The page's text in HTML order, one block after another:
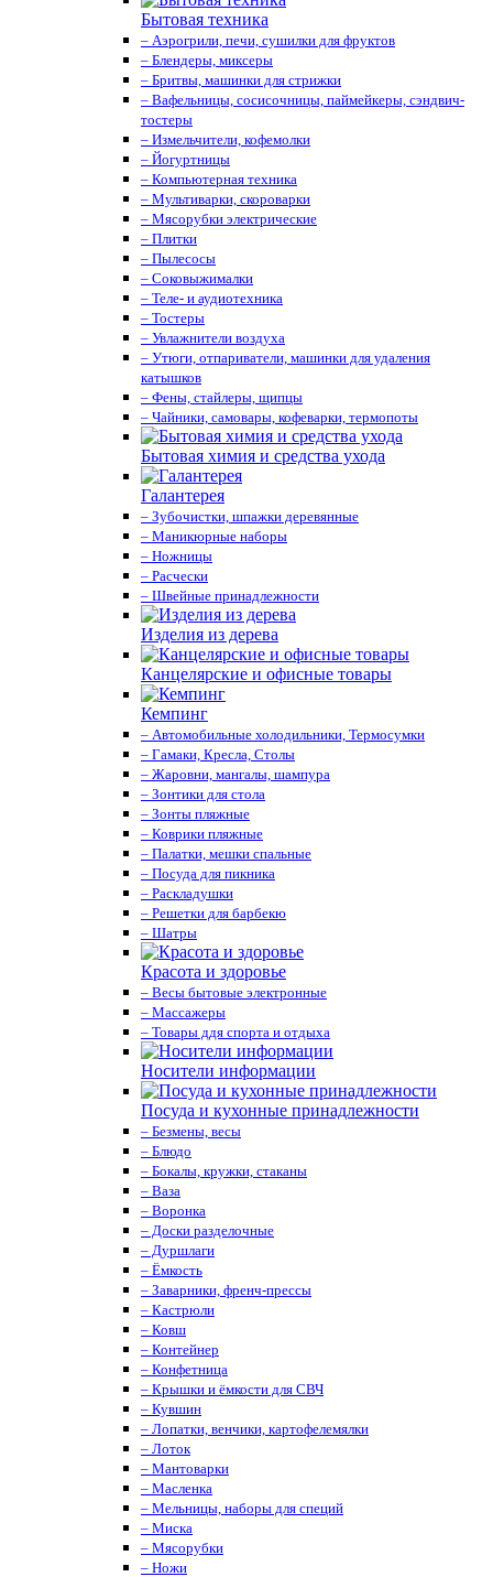
Бытовая техника
– Аэрогрили, печи, сушилки для фруктов
– Блендеры, миксеры
– Бритвы, машинки для стрижки
– Вафельницы, сосисочницы, паймейкеры, сэндвич-
тостеры
– Измельчители, кофемолки
– Йогуртницы
– Компьютерная техника
– Мультиварки, скороварки
– Мясорубки электрические
– Плитки
– Пылесосы
– Соковыжималки
– Теле- и аудиотехника
– Тостеры
– Увлажнители воздуха
– Утюги, отпариватели, машинки для удаления
катышков
– Фены, стайлеры, щипцы
– Чайники, самовары, кофеварки, термопоты
Бытовая химия и средства ухода
Галантерея
– Зубочистки, шпажки деревянные
– Маникюрные наборы
– Ножницы
– Расчески
– Швейные принадлежности
Изделия из дерева
Канцелярские и офисные товары
Кемпинг
– Автомобильные холодильники, Термосумки
– Гамаки, Кресла, Столы
– Жаровни, мангалы, шампура
– Зонтики для стола
– Зонты пляжные
– Коврики пляжные
– Палатки, мешки спальные
– Посуда для пикника
– Раскладушки
– Решетки для барбекю
– Шатры
Красота и здоровье
– Весы бытовые электронные
– Массажеры
– Товары ддя спорта и отдыха
Носители информации
Посуда и кухонные принадлежности
– Безмены, весы
– Блюдо
– Бокалы, кружки, стаканы
– Ваза
– Воронка
– Доски разделочные
– Дуршлаги
– Ёмкость
– Заварники, френч-прессы
– Кастрюли
– Ковш
– Контейнер
– Конфетница
– Крышки и ёмкости для СВЧ
– Кувшин
– Лопатки, венчики, картофелемялки
– Лоток
– Мантоварки
– Масленка
– Мельницы, наборы для специй
– Миска
– Мясорубки
– Ножи